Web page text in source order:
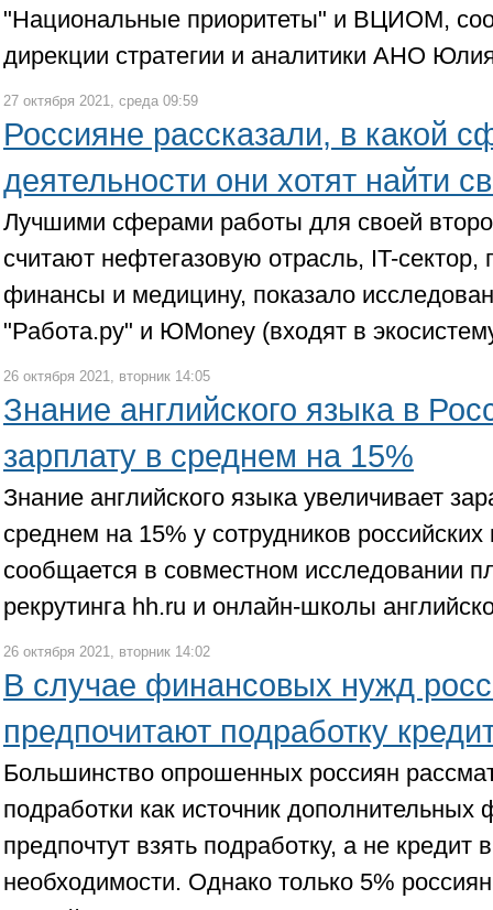
"Национальные приоритеты" и ВЦИОМ,
дирекции стратегии и аналитики АНО
27 октября 2021, среда 09:59
Россияне рассказали, в какой
деятельности они хотят найти
Лучшими сферами работы для своей
считают нефтегазовую отрасль, IT-
финансы и медицину, показало
"Работа.ру" и ЮMoney (входят в
26 октября 2021, вторник 14:05
Знание английского языка в
зарплату в среднем на 15%
Знание английского языка увеличивает
среднем на 15% у сотрудников
сообщается в совместном исследовании
рекрутинга hh.ru и онлайн-школы
26 октября 2021, вторник 14:02
В случае финансовых нужд
предпочитают подработку
Большинство опрошенных россиян
подработки как источник
предпочтут взять подработку, а не кредит
необходимости. Однако только 5%